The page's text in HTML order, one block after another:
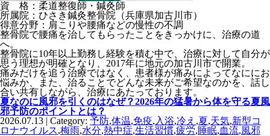
資 格：柔道整復師・鍼灸師
所属院：ひさき鍼灸整骨院（兵庫県加古川市）
得意分野：肩こりや腰痛などの慢性の不調
整骨院で腰痛を治してもらったことをきっかけに、治療の道
へ。
整骨院に10年以上勤務し経験を積む中で、治療に対して自分が
思う理想が明確となり、2017年に地元の加古川市で開業。
痛みだけを追う治療ではなく、患者様が痛みによってなににお
悩みか、また、治ることでどんな未来がご希望なのかを、話し
合い共有しながら、治療にあたっております。
夏なのに風邪を引くのはなぜ？2026年の猛暑から体を守る夏風
邪予防のポイントとは？
2026.07.13 | Category: 予防,体温,免疫, 入浴,冷え ,夏,天気,新型コ
ロナウイルス,梅雨,水分,熱中症,生活習慣,疲労,睡眠,血流,風邪